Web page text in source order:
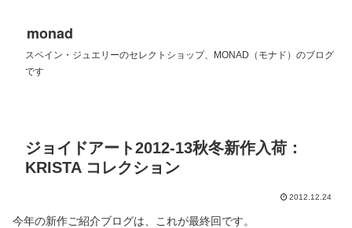
monad
スペイン・ジュエリーのセレクトショップ、MONAD（モナド）のブログ
です
ジョイドアート2012-13秋冬新作入荷：
KRISTA コレクション
2012.12.24
今年の新作ご紹介ブログは、これが最終回です。